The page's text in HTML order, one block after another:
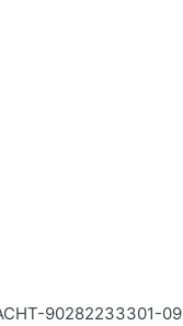
90282233301-09